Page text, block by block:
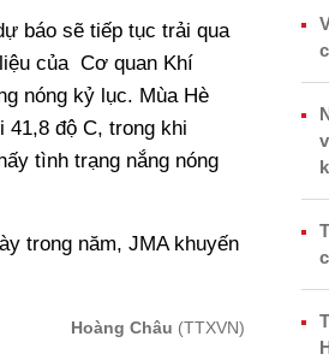
báo sẽ tiếp tục trải qua
của Cơ quan Khí
nóng kỷ lục. Mùa Hè
độ C, trong khi
tình trạng nắng nóng
trong năm, JMA khuyến
Hoàng Châu (TTXVN)